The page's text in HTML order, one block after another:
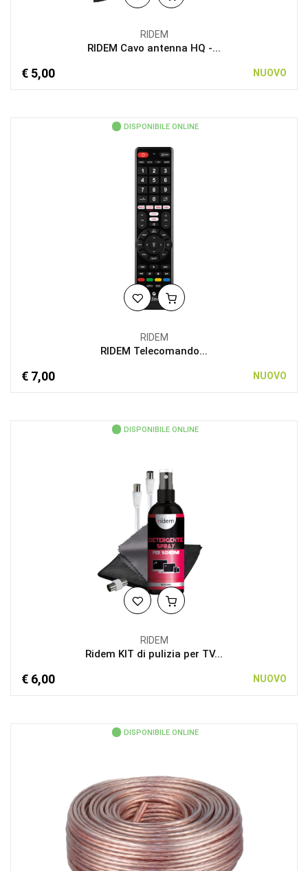
RIDEM
RIDEM Cavo antenna HQ -...
€ 5,00 NUOVO
DISPONIBILE ONLINE
RIDEM
RIDEM Telecomando...
€ 7,00 NUOVO
DISPONIBILE ONLINE
RIDEM
Ridem KIT di pulizia per TV...
€ 6,00 NUOVO
DISPONIBILE ONLINE